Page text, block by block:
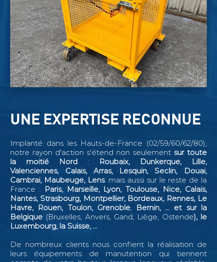
UNE EXPERTISE RECONNUE
Implanté dans les Hauts-de-France (02/59/60/62/80),
notre rayon d'action s'étend non seulementsur toute
la moitié Nord :
Roubaix, Dunkerque, Lille,
Valenciennes, Calais, Arras, Lesquin, Seclin,
Douai,
Cambrai, Maubeuge, Lens. mais aussi sur le reste de la
France : Paris, Marseille, Lyon, Toulouse, Nice, Calais,
Nantes, Strasbourg, Montpellier, Bordeaux, Rennes, Le
Havre, Rouen, Toulon, Grenoble, Bernin, ... et sur la
Belgique (Bruxelles, Anvers, Gand, Liège, Ostende), le
Luxembourg, la Suisse, ...
De nombreux clients nous confient la réalisation de
leurs équipements de manutention qui tiennent